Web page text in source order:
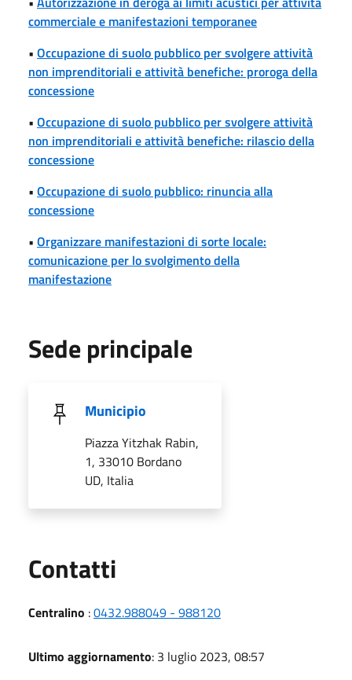
commerciale e manifestazioni temporanee
• Occupazione di suolo pubblico per svolgere attività
non imprenditoriali e attività benefiche: proroga della
concessione
• Occupazione di suolo pubblico per svolgere attività
non imprenditoriali e attività benefiche: rilascio della
concessione
• Occupazione di suolo pubblico: rinuncia alla
concessione
• Organizzare manifestazioni di sorte locale:
comunicazione per lo svolgimento della
manifestazione
Sede principale
Municipio
Piazza Yitzhak Rabin,
1, 33010 Bordano
UD, Italia
Contatti
Centralino :0432.988049 - 988120
Ultimo aggiornamento: 3 luglio 2023, 08:57